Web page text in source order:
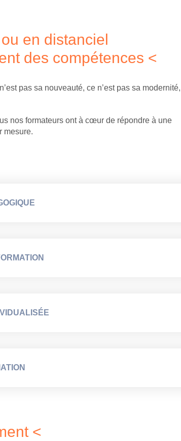
en distanciel
des compétences <
pas sa nouveauté, ce n’est pas sa modernité,
nos formateurs ont à cœur de répondre à une
mesure.
<